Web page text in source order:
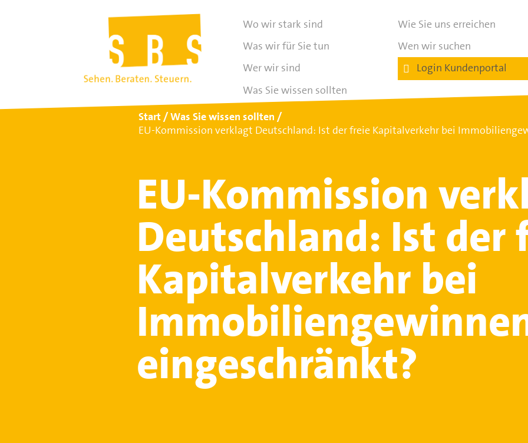
Wo wir stark sind
Was wir für Sie tun
Wer wir sind
Was Sie wissen sollten
Wie Sie uns erreichen
Wen wir suchen
Login Kundenportal
Start
Was Sie wissen sollten
EU-Kommission verklagt Deutschland: Ist der freie Kapitalverkehr bei
EU-Kommission
Deutschland: Ist der
Kapitalverkehr bei
eingeschränkt?